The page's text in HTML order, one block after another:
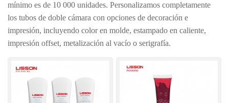
한국의
ไทย
mínimo es de 10 000 unidades. Personalizamos completamente
los tubos de doble cámara con opciones de decoración e
impresión, incluyendo color en molde, estampado en caliente,
impresión offset, metalización al vacío o serigrafía.